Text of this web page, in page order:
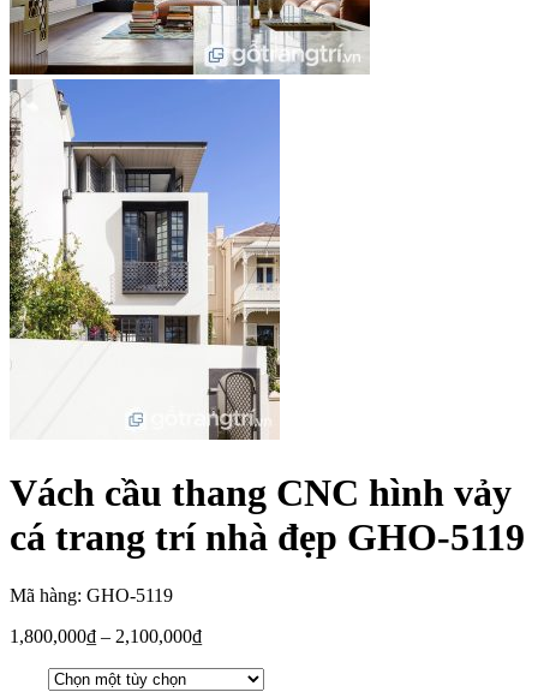
Vách cầu thang CNC hình vảy
cá trang trí nhà đẹp GHO-5119
Mã hàng: GHO-5119
1,800,000₫ – 2,100,000₫